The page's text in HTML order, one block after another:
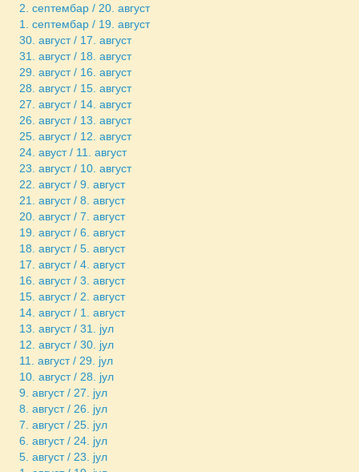
2. септембар / 20. август
1. септембар / 19. август
30. август / 17. август
31. август / 18. август
29. август / 16. август
28. август / 15. август
27. август / 14. август
26. август / 13. август
25. август / 12. август
24. авуст / 11. август
23. август / 10. август
22. август / 9. август
21. август / 8. август
20. август / 7. август
19. август / 6. август
18. август / 5. август
17. август / 4. август
16. август / 3. август
15. август / 2. август
14. август / 1. август
13. август / 31. јул
12. август / 30. јул
11. август / 29. јул
10. август / 28. јул
9. август / 27. јул
8. август / 26. јул
7. август / 25. јул
6. август / 24. јул
5. август / 23. јул